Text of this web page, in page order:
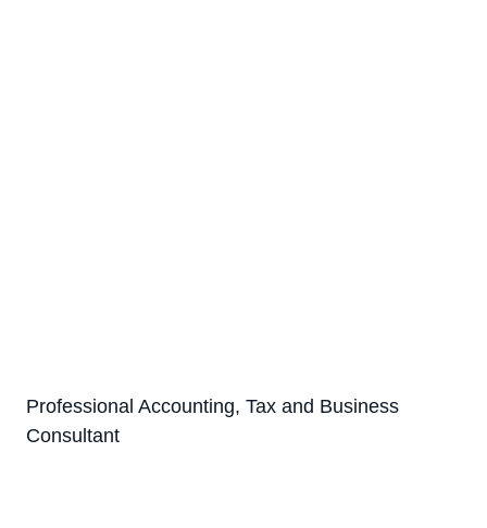
Professional Accounting, Tax and Business
Consultant